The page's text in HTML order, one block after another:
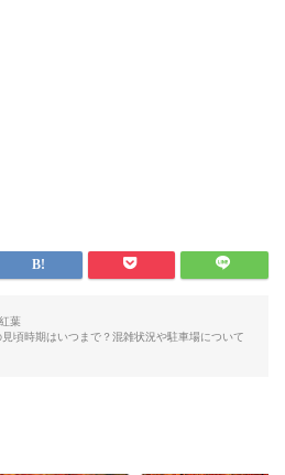
紅葉
頃時期はいつまで？混雑状況や駐車場について